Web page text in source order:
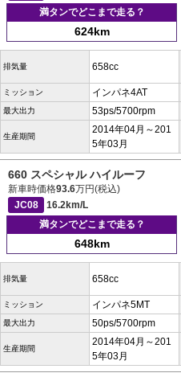
満タンでどこまで走る？
624km
排気量 658cc
ミッション インパネ4AT
最大出力 53ps/5700rpm
生産期間
2014年04月～201
5年03月
660 スペシャル ハイルーフ
新車時価格93.6万円(税込)
JC08
16.2km/L
満タンでどこまで走る？
648km
排気量 658cc
ミッション インパネ5MT
最大出力 50ps/5700rpm
生産期間
2014年04月～201
5年03月